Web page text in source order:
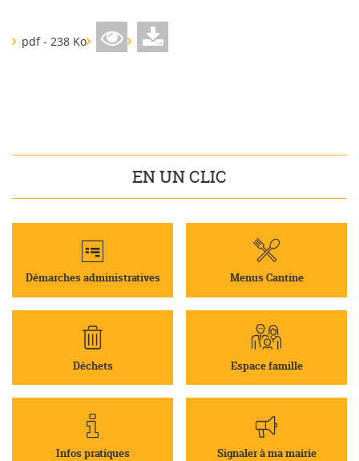
pdf - 238 Ko
EN UN CLIC
Démarches administratives Menus Cantine
Déchets Espace famille
Infos pratiques Signaler à ma mairie